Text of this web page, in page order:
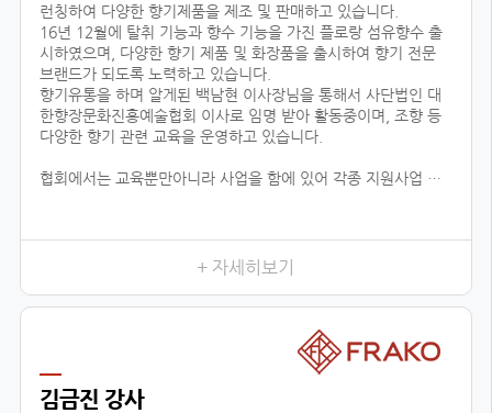
런칭하여 다양한 향기제품을 제조 및 판매하고 있습니다.
16년 12월에 탈취 기능과 향수 기능을 가진 플로랑 섬유향수 출
시하였으며, 다양한 향기 제품 및 화장품을 출시하여 향기 전문
브랜드가 되도록 노력하고 있습니다.
향기유통을 하며 알게된 백남현 이사장님을 통해서 사단법인 대
한향장문화진흥예술협회 이사로 임명 받아 활동중이며, 조향 등
다양한 향기 관련 교육을 운영하고 있습니다.
협회에서는 교육뿐만아니라 사업을 함에 있어 각종 지원사업 공
현재 플로랑을 존재할 수 있게 해주신 백남현 이사장님과 협회원
들에게 진심으로 감사드리며, 지속적으로 함께 성장 할 수 있도록
+ 자세히보기
김금진 강사